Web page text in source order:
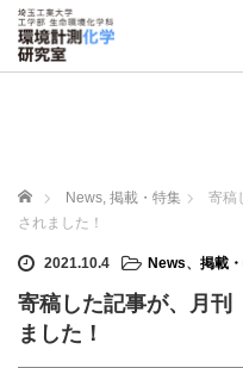
ホーム News, 掲載・特集
寄稿
されました！
2021.10.4 News、 掲載
寄稿した記事が、月刊
ました！